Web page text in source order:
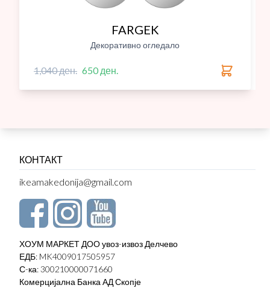
FARGEK
Декоративно огледало
1,040 ден. 650 ден.
КОНТАКТ
ikeamakedonija@gmail.com
ХОУМ МАРКЕТ ДОО увоз-извоз Делчево
ЕДБ: MK4009017505957
С-ка: 300210000071660
Комерцијална Банка АД Скопје